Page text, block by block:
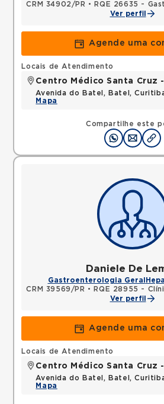
CRM 34902/PR • RQE 26635 -
Ver perfil
Agende uma
Compartilhe este
Locais de Atendimento
Centro Médico Santa Cruz
Avenida do Batel, Batel,
Mapa
Daniele De
Gastroenterologia Geral
CRM 39569/PR • RQE 28955 -
Ver perfil
Agende uma
Locais de Atendimento
Centro Médico Santa Cruz
Avenida do Batel, Batel,
Mapa